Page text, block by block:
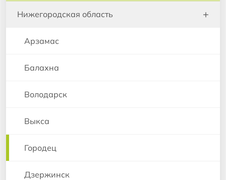
Нижегородская область +
Арзамас
Балахна
Володарск
Выкса
Городец
Дзержинск